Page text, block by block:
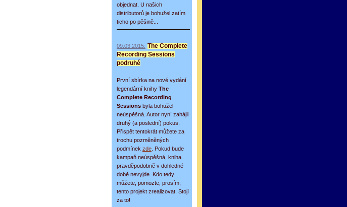
objednat. U našich
distributorů je bohužel zatím
ticho po pěšině...
09.03.2015: The Complete
Recording Sessions
podruhé
První sbírka na nové vydání
legendární knihy The
Complete Recording
Sessions byla bohužel
neúspěšná. Autor nyní zahájil
druhý (a poslední) pokus.
Přispět tentokrát můžete za
trochu pozměněných
podmínek zde . Pokud bude
kampaň neúspěšná, kniha
pravděpodobně v dohledné
době nevyjde. Kdo tedy
můžete, pomozte, prosím,
tento projekt zrealizovat. Stojí
za to!